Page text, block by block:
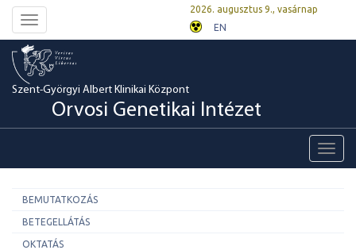
Toggle
navigation
2026. augusztus 9., vasárnap
EN
Szent-Györgyi Albert Klinikai Központ
Orvosi Genetikai Intézet
BEMUTATKOZÁS
BETEGELLÁTÁS
OKTATÁS